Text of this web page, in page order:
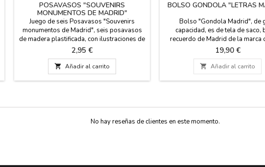
POSAVASOS "SOUVENIRS
MONUMENTOS DE MADRID"
Juego de seis Posavasos "Souvenirs
monumentos de Madrid", seis posavasos
de madera plastificada, con ilustraciones de
monumentos emblemáticos de Madrid,
como la Puerta de Alcalá, el Oso y el
madroño, La Cibeles, Las Meninas, skyline...
Souvenirs de Madrid y de España. Medidas:
9,5 cm x 9,5 cm
Precio
2,95 €
 Añadir al carrito
BOLSO GONDOLA "LETRAS
Bolso "Gondola Madrid", de
capacidad, es de tela de saco,
recuerdo de Madrid de la marca
Robin Ruth, Souvenirs de Madrid.
47 CM ANCHO X 31 CM ALTO Y
Precio
19,90 €
 Añadir al carrito
No hay reseñas de clientes en este momento.